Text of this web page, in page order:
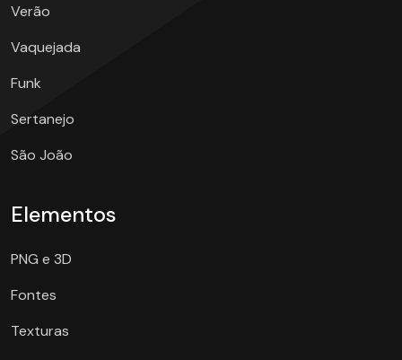
Verão
Vaquejada
Funk
Sertanejo
São João
Elementos
PNG e 3D
Fontes
Texturas